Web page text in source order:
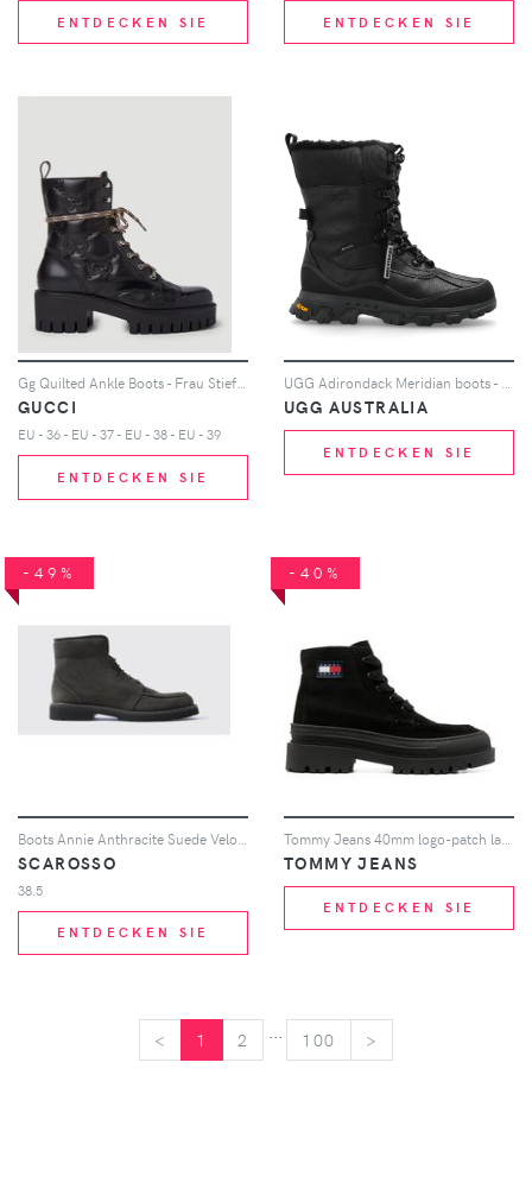
ENTDECKEN SIE ENTDECKEN SIE
Gg Quilted Ankle Boots - Frau Stiefel Eu - 39
GUCCI
EU - 36 - EU - 37 - EU - 38 - EU - 39
ENTDECKEN SIE
UGG Adirondack Meridian boots - Schwarz
UGG AUSTRALIA
ENTDECKEN SIE
-49%
SCAROSSO
38.5
ENTDECKEN SIE
-40%
TOMMY JEANS
ENTDECKEN SIE
< 1 2 100 >